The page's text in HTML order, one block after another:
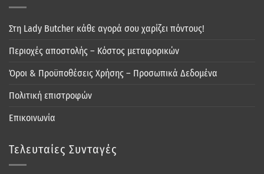
Στη Lady Butcher κάθε αγορά σου χαρίζει πόντους!
Περιοχές αποστολής – Κόστος μεταφορικών
Όροι & Προϋποθέσεις Χρήσης – Προσωπικά Δεδομένα
Πολιτική επιστροφών
Επικοινωνία
Τελευταίες Συνταγές